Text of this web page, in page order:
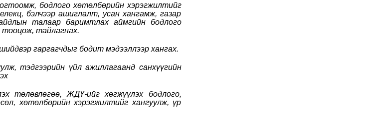
бодлого хөтөлбөрийн хэрэгжилтийг
бэлчээр ашиглалт, усан хангамж, газар
талаар баримтлах аймгийн бодлого
тооцож, тайлагнах.
гаргагчдыг бодит мэдээллээр хангах.
тэдгээрийн үйл ажиллагаанд санхүүгийн
төлөвлөгөө, ЖДҮ-ийг хөгжүүлэх бодлого,
хөтөлбөрийн хэрэгжилтийг хангуулж, үр